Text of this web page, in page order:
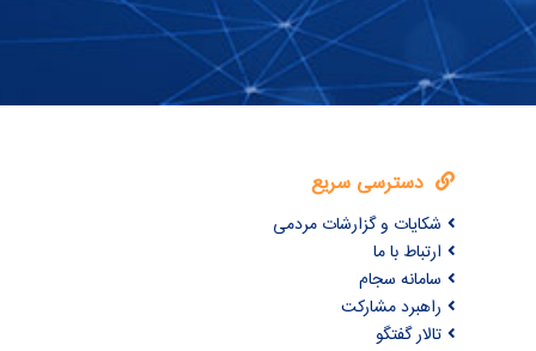
دسترسی سریع
شکایات و گزارشات مردمی
ارتباط با ما
سامانه سجام
راهبرد مشارکت
تالار گفتگو